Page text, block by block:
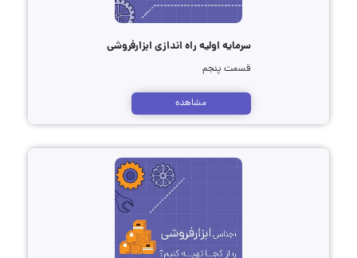
سرمایه اولیه راه اندازی ابزارفروشی
قسمت پنجم
مشاهده